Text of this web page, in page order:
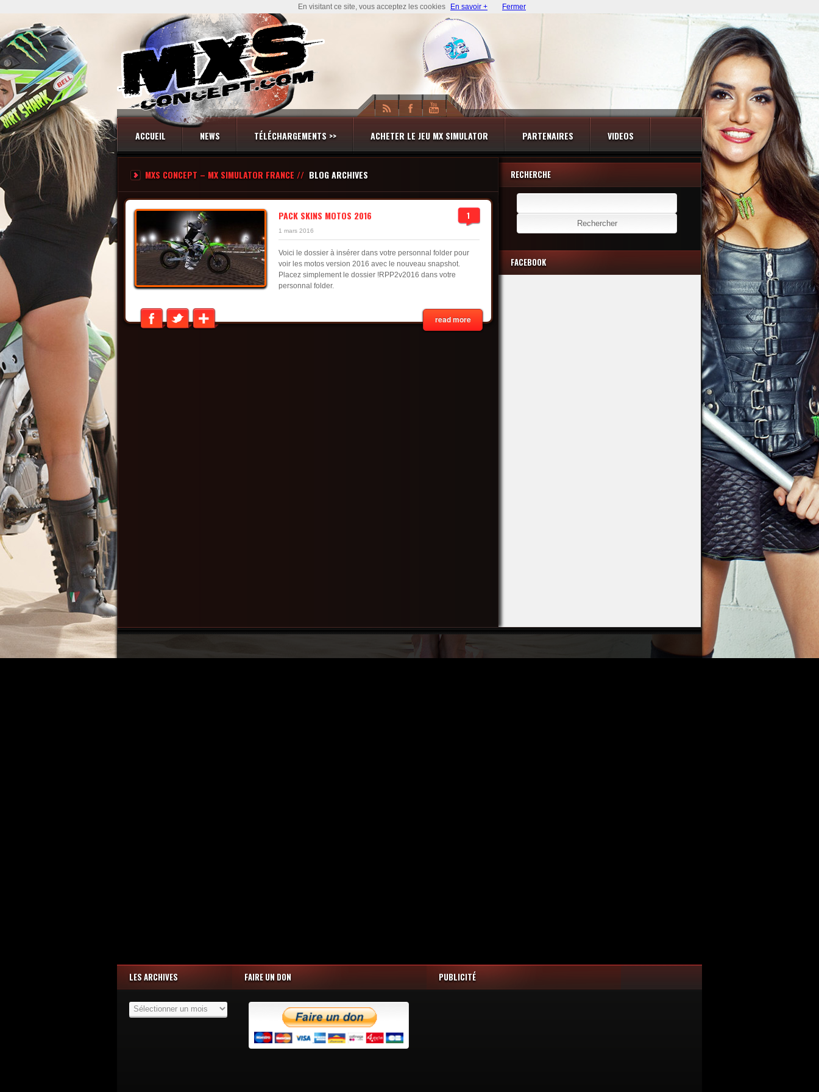
ACCUEIL NEWS TÉLÉCHARGEMENTS >> ACHETER LE JEU MX SIMULATOR PARTENAIRES VIDEOS
CONTACT
MXS CONCEPT – MX SIMULATOR FRANCE // BLOG ARCHIVES
1
PACK SKINS MOTOS 2016
1 mars 2016
Voici le dossier à insérer dans votre personnal folder pour
voir les motos version 2016 avec le nouveau snapshot.
Placez simplement le dossier !RPP2v2016 dans votre
personnal folder.
read more
RECHERCHE
Rechercher :
FACEBOOK
LES ARCHIVES
Archives
FAIRE UN DON PUBLICITÉ
En visitant ce site, vous acceptez les cookies En savoir + Fermer